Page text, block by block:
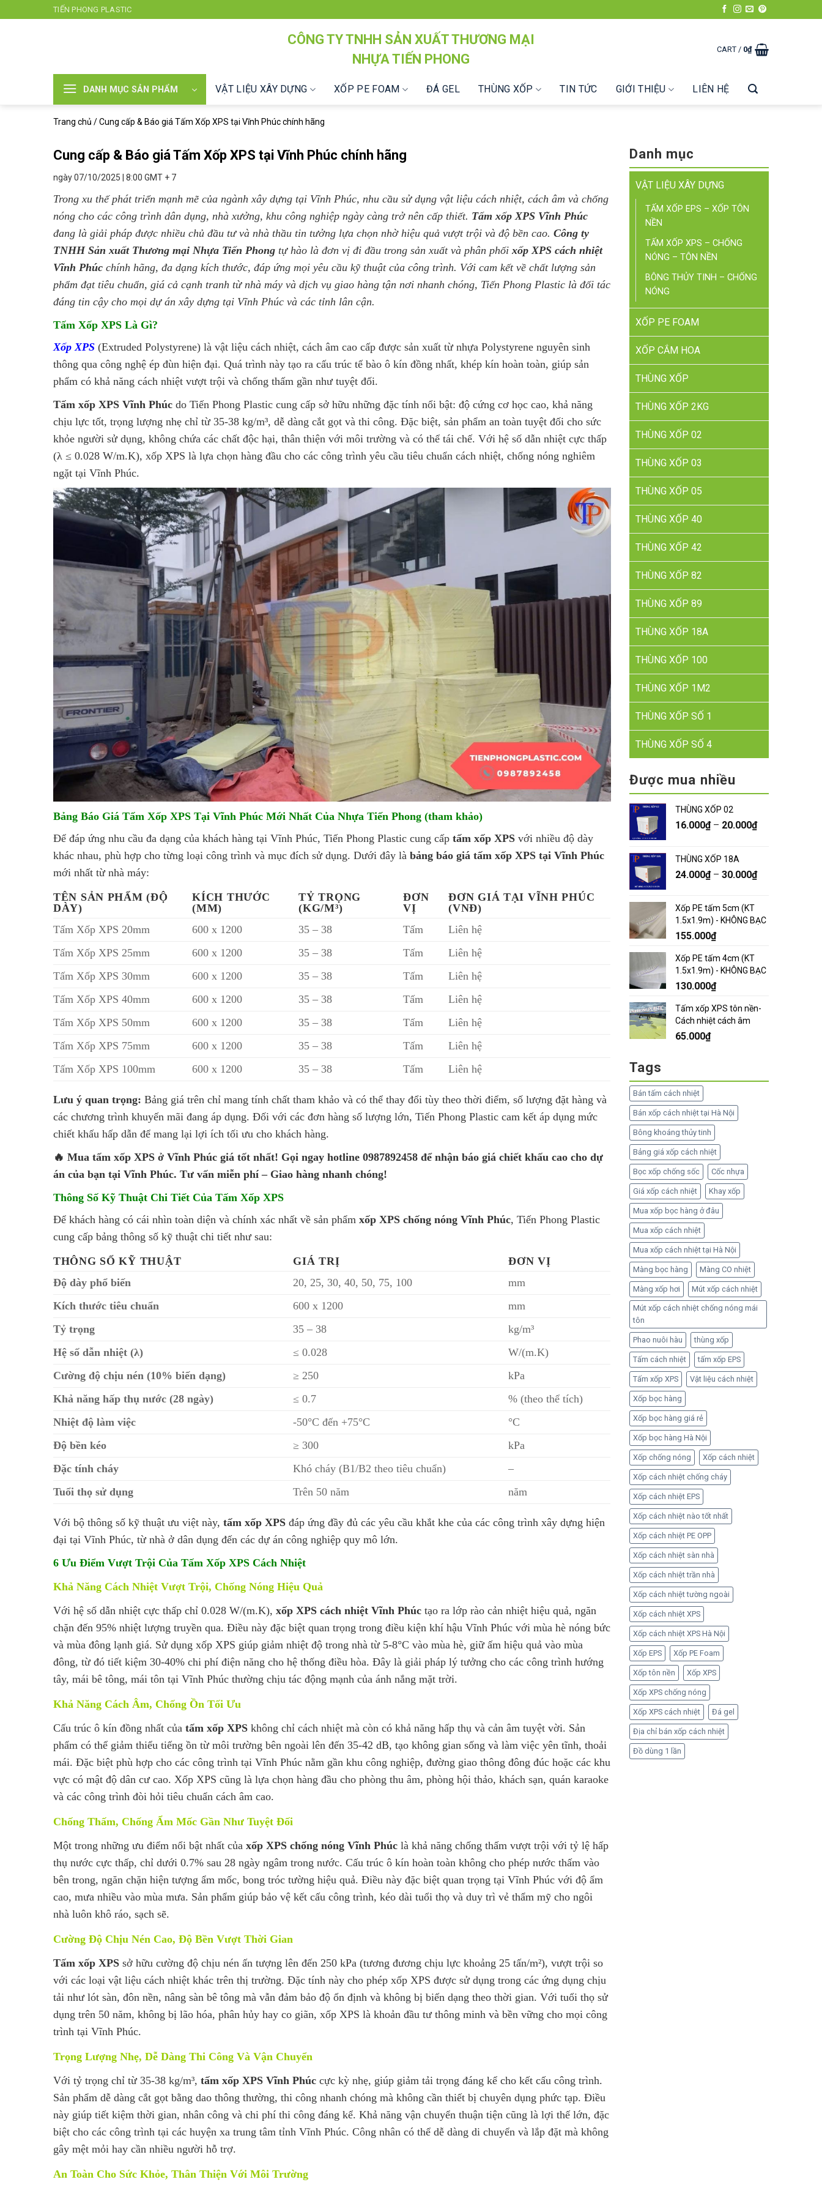
đến
TIẾN PHONG PLASTIC
CÔNG TY TNHH SẢN XUẤT THƯƠNG MẠI
NHỰA TIẾN PHONG
CART / 0₫
DANH MỤC SẢN PHẨM VẬT LIỆU XÂY DỰNG XỐP PE FOAM ĐÁ GEL THÙNG XỐP TIN TỨC GIỚI THIỆU LIÊN HỆ
Trang chủ /Cung cấp & Báo giá Tấm Xốp XPS tại Vĩnh Phúc chính hãng
Cung cấp & Báo giá Tấm Xốp XPS tại Vĩnh Phúc chính hãng
ngày 07/10/2025 | 8:00 GMT + 7
Trong xu thế phát triển mạnh mẽ của ngành xây dựng tại Vĩnh Phúc, nhu cầu sử dụng vật liệu cách nhiệt, cách âm và chống
nóng cho các công trình dân dụng, nhà xưởng, khu công nghiệp ngày càng trở nên cấp thiết. Tấm xốp XPS Vĩnh Phúc
đang là giải pháp được nhiều chủ đầu tư và nhà thầu tin tưởng lựa chọn nhờ hiệu quả vượt trội và độ bền cao. Công ty
TNHH Sản xuất Thương mại Nhựa Tiến Phong tự hào là đơn vị đi đầu trong sản xuất và phân phốixốp XPS cách nhiệt
Vĩnh Phúc chính hãng, đa dạng kích thước, đáp ứng mọi yêu cầu kỹ thuật của công trình. Với cam kết về chất lượng sản
phẩm đạt tiêu chuẩn, giá cả cạnh tranh từ nhà máy và dịch vụ giao hàng tận nơi nhanh chóng, Tiến Phong Plastic là đối tác
đáng tin cậy cho mọi dự án xây dựng tại Vĩnh Phúc và các tỉnh lân cận.
Tấm Xốp XPS Là Gì?
Xốp XPS (Extruded Polystyrene) là vật liệu cách nhiệt, cách âm cao cấp được sản xuất từ nhựa Polystyrene nguyên sinh
thông qua công nghệ ép đùn hiện đại. Quá trình này tạo ra cấu trúc tế bào ô kín đồng nhất, khép kín hoàn toàn, giúp sản
phẩm có khả năng cách nhiệt vượt trội và chống thấm gần như tuyệt đối.
Tấm xốp XPS Vĩnh Phúc do Tiến Phong Plastic cung cấp sở hữu những đặc tính nổi bật: độ cứng cơ học cao, khả năng
chịu lực tốt, trọng lượng nhẹ chỉ từ 35-38 kg/m³, dễ dàng cắt gọt và thi công. Đặc biệt, sản phẩm an toàn tuyệt đối cho sức
khỏe người sử dụng, không chứa các chất độc hại, thân thiện với môi trường và có thể tái chế. Với hệ số dẫn nhiệt cực thấp
(λ ≤ 0.028 W/m.K), xốp XPS là lựa chọn hàng đầu cho các công trình yêu cầu tiêu chuẩn cách nhiệt, chống nóng nghiêm
ngặt tại Vĩnh Phúc.
Bảng Báo Giá Tấm Xốp XPS Tại Vĩnh Phúc Mới Nhất Của Nhựa Tiến Phong (tham khảo)
Để đáp ứng nhu cầu đa dạng của khách hàng tại Vĩnh Phúc, Tiến Phong Plastic cung cấp tấm xốp XPS với nhiều độ dày
khác nhau, phù hợp cho từng loại công trình và mục đích sử dụng. Dưới đây là bảng báo giá tấm xốp XPS tại Vĩnh Phúc
mới nhất từ nhà máy:
TÊN SẢN PHẨM (ĐỘ
DÀY)
KÍCH THƯỚC
(MM)
TỶ TRỌNG
(KG/M³)
ĐƠN
VỊ
ĐƠN GIÁ TẠI VĨNH PHÚC
(VNĐ)
Tấm Xốp XPS 20mm
600 x 1200 35 – 38 Tấm
Liên hệ
Tấm Xốp XPS 25mm
600 x 1200 35 – 38 Tấm
Liên hệ
Tấm Xốp XPS 30mm
600 x 1200 35 – 38 Tấm
Liên hệ
Tấm Xốp XPS 40mm
600 x 1200 35 – 38 Tấm
Liên hệ
Tấm Xốp XPS 50mm
600 x 1200 35 – 38 Tấm
Liên hệ
Tấm Xốp XPS 75mm
600 x 1200 35 – 38 Tấm
Liên hệ
Tấm Xốp XPS 100mm
600 x 1200 35 – 38 Tấm Liên hệ
Lưu ý quan trọng: Bảng giá trên chỉ mang tính chất tham khảo và có thể thay đổi tùy theo thời điểm, số lượng đặt hàng và
các chương trình khuyến mãi đang áp dụng. Đối với các đơn hàng số lượng lớn, Tiến Phong Plastic cam kết áp dụng mức
chiết khấu hấp dẫn để mang lại lợi ích tối ưu cho khách hàng.
🔥 Mua tấm xốp XPS ở Vĩnh Phúc giá tốt nhất! Gọi ngay hotline 0987892458 để nhận báo giá chiết khấu cao cho dự
án của bạn tại Vĩnh Phúc. Tư vấn miễn phí – Giao hàng nhanh chóng!
Thông Số Kỹ Thuật Chi Tiết Của Tấm Xốp XPS
Để khách hàng có cái nhìn toàn diện và chính xác nhất về sản phẩm xốp XPS chống nóng Vĩnh Phúc, Tiến Phong Plastic
cung cấp bảng thông số kỹ thuật chi tiết như sau:
THÔNG SỐ KỸ THUẬT
GIÁ TRỊ
ĐƠN VỊ
Độ dày phổ biến
20, 25, 30, 40, 50, 75, 100
mm
Kích thước tiêu chuẩn
600 x 1200
mm
Tỷ trọng
35 – 38
kg/m³
Hệ số dẫn nhiệt (λ)
≤ 0.028
W/(m.K)
Cường độ chịu nén (10% biến dạng)
≥ 250
kPa
Khả năng hấp thụ nước (28 ngày)
≤ 0.7
% (theo thể tích)
Nhiệt độ làm việc
-50°C đến +75°C
°C
Độ bền kéo
≥ 300
kPa
Đặc tính cháy
Khó cháy (B1/B2 theo tiêu chuẩn)
–
Tuổi thọ sử dụng
Trên 50 năm năm
Với bộ thông số kỹ thuật ưu việt này, tấm xốp XPS đáp ứng đầy đủ các yêu cầu khắt khe của các công trình xây dựng hiện
đại tại Vĩnh Phúc, từ nhà ở dân dụng đến các dự án công nghiệp quy mô lớn.
6 Ưu Điểm Vượt Trội Của Tấm Xốp XPS Cách Nhiệt
Khả Năng Cách Nhiệt Vượt Trội, Chống Nóng Hiệu Quả
Với hệ số dẫn nhiệt cực thấp chỉ 0.028 W/(m.K), xốp XPS cách nhiệt Vĩnh Phúc tạo ra lớp rào cản nhiệt hiệu quả, ngăn
chặn đến 95% nhiệt lượng truyền qua. Điều này đặc biệt quan trọng trong điều kiện khí hậu Vĩnh Phúc với mùa hè nóng bức
và mùa đông lạnh giá. Sử dụng xốp XPS giúp giảm nhiệt độ trong nhà từ 5-8°C vào mùa hè, giữ ấm hiệu quả vào mùa
đông, từ đó tiết kiệm 30-40% chi phí điện năng cho hệ thống điều hòa. Đây là giải pháp lý tưởng cho các công trình hướng
tây, mái bê tông, mái tôn tại Vĩnh Phúc thường chịu tác động mạnh của ánh nắng mặt trời.
Khả Năng Cách Âm, Chống Ồn Tối Ưu
Cấu trúc ô kín đồng nhất của tấm xốp XPS không chỉ cách nhiệt mà còn có khả năng hấp thụ và cản âm tuyệt vời. Sản
phẩm có thể giảm thiểu tiếng ồn từ môi trường bên ngoài lên đến 35-42 dB, tạo không gian sống và làm việc yên tĩnh, thoải
mái. Đặc biệt phù hợp cho các công trình tại Vĩnh Phúc nằm gần khu công nghiệp, đường giao thông đông đúc hoặc các khu
vực có mật độ dân cư cao. Xốp XPS cũng là lựa chọn hàng đầu cho phòng thu âm, phòng hội thảo, khách sạn, quán karaoke
và các công trình đòi hỏi tiêu chuẩn cách âm cao.
Chống Thấm, Chống Ẩm Mốc Gần Như Tuyệt Đối
Một trong những ưu điểm nổi bật nhất của xốp XPS chống nóng Vĩnh Phúc là khả năng chống thấm vượt trội với tỷ lệ hấp
thụ nước cực thấp, chỉ dưới 0.7% sau 28 ngày ngâm trong nước. Cấu trúc ô kín hoàn toàn không cho phép nước thấm vào
bên trong, ngăn chặn hiện tượng ẩm mốc, bong tróc tường hiệu quả. Điều này đặc biệt quan trọng tại Vĩnh Phúc với độ ẩm
cao, mưa nhiều vào mùa mưa. Sản phẩm giúp bảo vệ kết cấu công trình, kéo dài tuổi thọ và duy trì vẻ thẩm mỹ cho ngôi
nhà luôn khô ráo, sạch sẽ.
Cường Độ Chịu Nén Cao, Độ Bền Vượt Thời Gian
Tấm xốp XPS sở hữu cường độ chịu nén ấn tượng lên đến 250 kPa (tương đương chịu lực khoảng 25 tấn/m²), vượt trội so
với các loại vật liệu cách nhiệt khác trên thị trường. Đặc tính này cho phép xốp XPS được sử dụng trong các ứng dụng chịu
tải như lót sàn, đôn nền, nâng sàn bê tông mà vẫn đảm bảo độ ổn định và không bị biến dạng theo thời gian. Với tuổi thọ sử
dụng trên 50 năm, không bị lão hóa, phân hủy hay co giãn, xốp XPS là khoản đầu tư thông minh và bền vững cho mọi công
trình tại Vĩnh Phúc.
Trọng Lượng Nhẹ, Dễ Dàng Thi Công Và Vận Chuyển
Với tỷ trọng chỉ từ 35-38 kg/m³, tấm xốp XPS Vĩnh Phúc cực kỳ nhẹ, giúp giảm tải trọng đáng kể cho kết cấu công trình.
Sản phẩm dễ dàng cắt gọt bằng dao thông thường, thi công nhanh chóng mà không cần thiết bị chuyên dụng phức tạp. Điều
này giúp tiết kiệm thời gian, nhân công và chi phí thi công đáng kể. Khả năng vận chuyển thuận tiện cũng là lợi thế lớn, đặc
biệt cho các công trình tại các huyện xa trung tâm tỉnh Vĩnh Phúc. Công nhân có thể dễ dàng di chuyển và lắp đặt mà không
gây mệt mỏi hay cần nhiều người hỗ trợ.
An Toàn Cho Sức Khỏe, Thân Thiện Với Môi Trường
Danh mục
VẬT LIỆU XÂY DỰNG
TẤM XỐP EPS – XỐP TÔN
NỀN
TẤM XỐP XPS – CHỐNG
NÓNG – TÔN NỀN
BÔNG THỦY TINH – CHỐNG
NÓNG
XỐP PE FOAM
XỐP CẮM HOA
THÙNG XỐP
THÙNG XỐP 2KG
THÙNG XỐP 02
THÙNG XỐP 03
THÙNG XỐP 05
THÙNG XỐP 40
THÙNG XỐP 42
THÙNG XỐP 82
THÙNG XỐP 89
THÙNG XỐP 18A
THÙNG XỐP 100
THÙNG XỐP 1M2
THÙNG XỐP SỐ 1
THÙNG XỐP SỐ 4
Được mua nhiều
THÙNG XỐP 02
16.000₫– 20.000₫
THÙNG XỐP 18A
24.000₫– 30.000₫
Xốp PE tấm 5cm (KT
1.5x1.9m) - KHÔNG BẠC
155.000₫
Xốp PE tấm 4cm (KT
1.5x1.9m) - KHÔNG BẠC
130.000₫
Tấm xốp XPS tôn nền-
Cách nhiệt cách âm
65.000₫
Tags
Bán tấm cách nhiệt
Bán xốp cách nhiệt tại Hà Nội
Bông khoáng thủy tinh
Bảng giá xốp cách nhiệt
Bọc xốp chống sốc Cốc nhựa
Giá xốp cách nhiệt Khay xốp
Mua xốp bọc hàng ở đâu
Mua xốp cách nhiệt
Mua xốp cách nhiệt tại Hà Nội
Màng bọc hàng Màng CO nhiệt
Màng xốp hơi Mút xốp cách nhiệt
Mút xốp cách nhiệt chống nóng mái
tôn
Phao nuôi hàu thùng xốp
Tấm cách nhiệt tấm xốp EPS
Tấm xốp XPS Vật liệu cách nhiệt
Xốp bọc hàng
Xốp bọc hàng giá rẻ
Xốp bọc hàng Hà Nội
Xốp chống nóng Xốp cách nhiệt
Xốp cách nhiệt chống cháy
Xốp cách nhiệt EPS
Xốp cách nhiệt nào tốt nhất
Xốp cách nhiệt PE OPP
Xốp cách nhiệt sàn nhà
Xốp cách nhiệt trần nhà
Xốp cách nhiệt tường ngoài
Xốp cách nhiệt XPS
Xốp cách nhiệt XPS Hà Nội
Xốp EPS Xốp PE Foam
Xốp tôn nền Xốp XPS
Xốp XPS chống nóng
Xốp XPS cách nhiệt Đá gel
Địa chỉ bán xốp cách nhiệt
Đồ dùng 1 lần